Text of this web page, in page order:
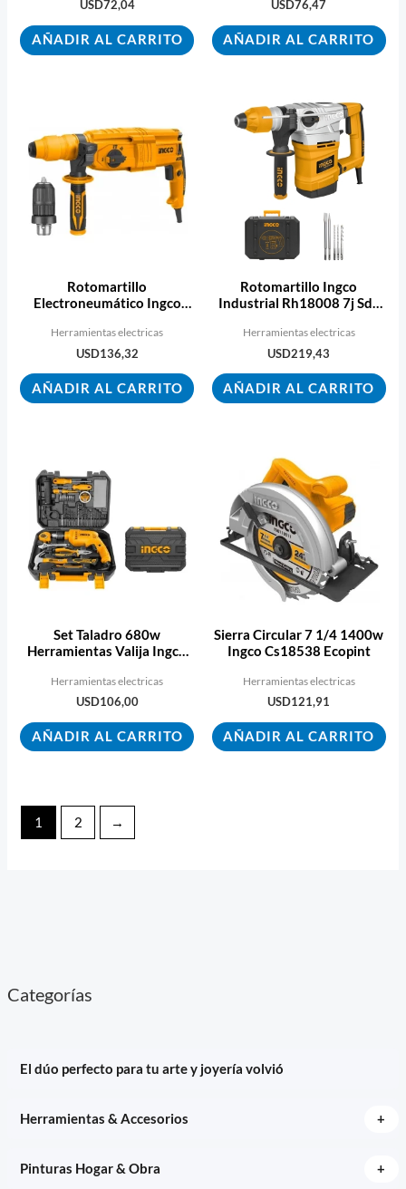
Categorías
El dúo perfecto para tu arte y joyería volvió
Herramientas & Accesorios +
Pinturas Hogar & Obra +
USD72,04
AÑADIR AL CARRITO
USD76,47
AÑADIR AL CARRITO
Rotomartillo
Electroneumático Ingco
Herramientas electricas
USD136,32
AÑADIR AL CARRITO
Rotomartillo Ingco
Industrial Rh18008 7j Sds
Herramientas electricas
USD219,43
AÑADIR AL CARRITO
Set Taladro 680w
Herramientas Valija Ingco
Herramientas electricas
USD106,00
AÑADIR AL CARRITO
Sierra Circular 7 1/4 1400w
Ingco Cs18538 Ecopint
Herramientas electricas
USD121,91
AÑADIR AL CARRITO
1 2 →